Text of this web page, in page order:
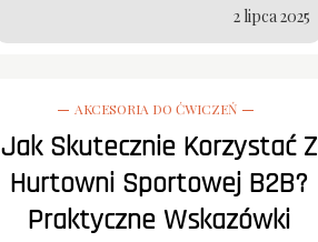
2 lipca 2025
AKCESORIA DO ĆWICZEŃ
Jak Skutecznie Korzystać Z
Hurtowni Sportowej B2B?
Praktyczne Wskazówki